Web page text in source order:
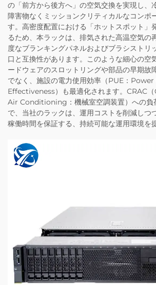
の「前方から後方へ」の空気交換を実現し、
障害物なくミッションクリティカルなコンポ
す。高密度配置における「ホットスポット」
るため、本ラックは、排気された高温空気の
度なブランキングパネルおよびブラシストリ
口と互換性があります。このような細心の空
ードウェアのスロットリングや部品の早期故
でなく、施設の電力使用効率（PUE：
Effectiveness）も最適化されます。CRAC
Air Conditioning：機械室空調装置）への負
で、当社のラックは、運用コストを削減しつ
稼働時間を保証する、持続可能な運用環境を